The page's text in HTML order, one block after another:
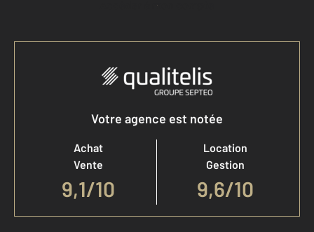
Accéder à mon compte
Votre agence est notée
Achat
Vente
9,1/10
Location
Gestion
9,6/10